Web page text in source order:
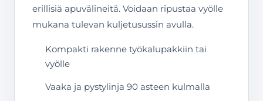
erillisiä apuvälineitä. Voidaan ripustaa vyölle
mukana tulevan kuljetusussin avulla.
Kompakti rakenne työkalupakkiin tai
vyölle
Vaaka ja pystylinja 90 asteen kulmalla